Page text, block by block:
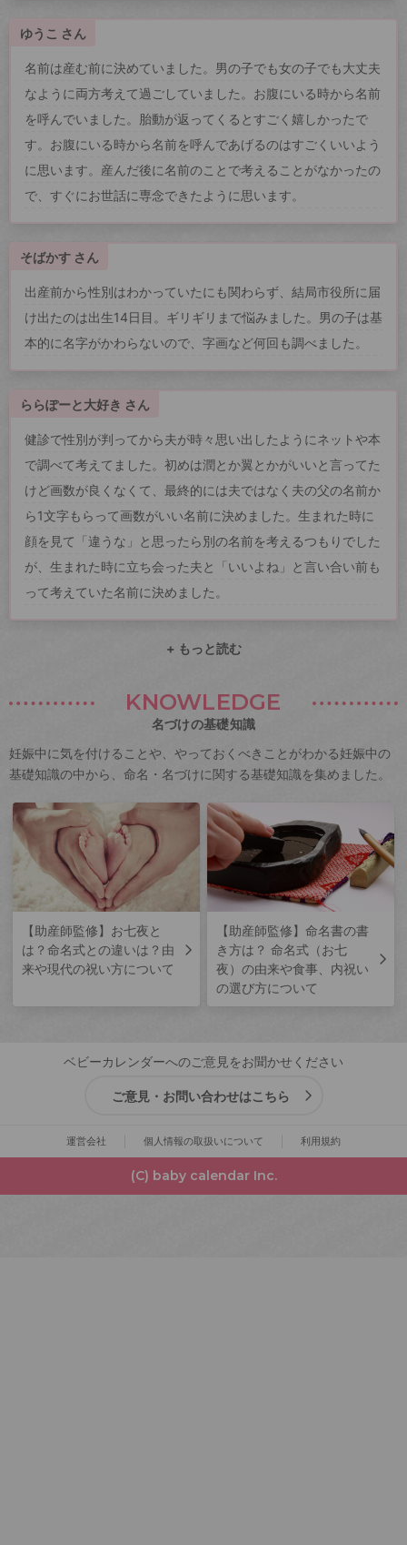
ゆうこ さん
名前は産む前に決めていました。男の子でも女の子でも大丈夫
なように両方考えて過ごしていました。お腹にいる時から名前
を呼んでいました。胎動が返ってくるとすごく嬉しかったで
す。お腹にいる時から名前を呼んであげるのはすごくいいよう
に思います。産んだ後に名前のことで考えることがなかったの
で、すぐにお世話に専念できたように思います。
そばかす さん
出産前から性別はわかっていたにも関わらず、結局市役所に届
け出たのは出生14日目。ギリギリまで悩みました。男の子は基
本的に名字がかわらないので、字画など何回も調べました。
ららぽーと大好き さん
健診で性別が判ってから夫が時々思い出したようにネットや本
で調べて考えてました。初めは潤とか翼とかがいいと言ってた
けど画数が良くなくて、最終的には夫ではなく夫の父の名前か
ら1文字もらって画数がいい名前に決めました。生まれた時に
顔を見て「違うな」と思ったら別の名前を考えるつもりでした
が、生まれた時に立ち会った夫と「いいよね」と言い合い前も
って考えていた名前に決めました。
+ もっと読む
KNOWLEDGE
名づけの基礎知識
妊娠中に気を付けることや、やっておくべきことがわかる妊娠中の
基礎知識の中から、命名・名づけに関する基礎知識を集めました。
【助産師監修】お七夜と
は？命名式との違いは？由
来や現代の祝い方について
【助産師監修】命名書の書
き方は？ 命名式（お七
夜）の由来や食事、内祝い
の選び方について
ベビーカレンダーへのご意見をお聞かせください
ご意見・お問い合わせはこちら
運営会社 個人情報の取扱いについて 利用規約
(C) baby calendar Inc.